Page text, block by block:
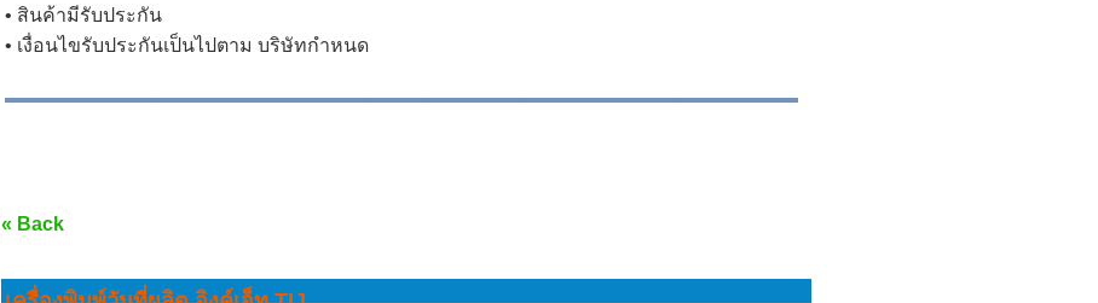
• สินค้ามีรับประกัน
• เงื่อนไขรับประกันเป็นไปตาม บริษัทกำหนด
« Back